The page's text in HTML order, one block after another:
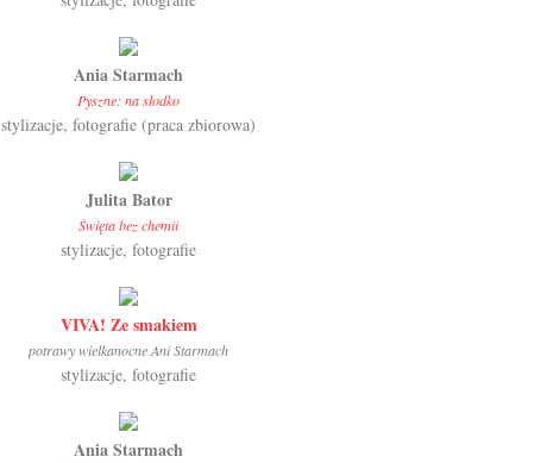
Ania Starmach
Pyszne: na słodko
stylizacje, fotografie (praca zbiorowa)
Julita Bator
Święta bez chemii
stylizacje, fotografie
VIVA! Ze smakiem
potrawy wielkanocne Ani Starmach
stylizacje, fotografie
Ania Starmach